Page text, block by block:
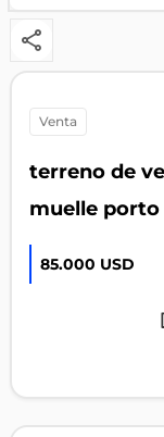
venta
terreno de
muelle porto
85.000 USD